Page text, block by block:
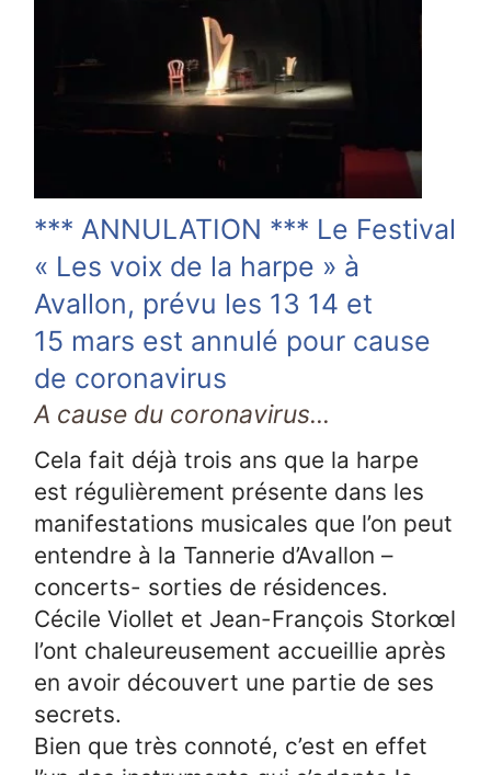
*** ANNULATION *** Le Festival
« Les voix de la harpe » à
Avallon, prévu les 13 14 et
15 mars est annulé pour cause
de coronavirus
A cause du coronavirus...
Cela fait déjà trois ans que la harpe
est régulièrement présente dans les
manifestations musicales que l’on peut
entendre à la Tannerie d’Avallon –
concerts- sorties de résidences.
Cécile Viollet et Jean-François Storkœl
l’ont chaleureusement accueillie après
en avoir découvert une partie de ses
secrets.
Bien que très connoté, c’est en effet